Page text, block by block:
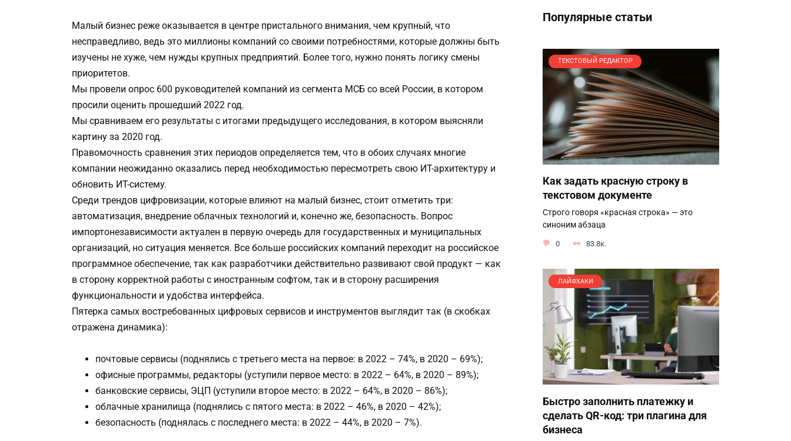
Малый бизнес реже оказывается в центре пристального внимания, чем крупный, что
несправедливо, ведь это миллионы компаний со своими потребностями, которые должны быть
изучены не хуже, чем нужды крупных предприятий. Более того, нужно понять логику смены
приоритетов.
Мы провели опрос 600 руководителей компаний из сегмента МСБ со всей России, в котором
просили оценить прошедший 2022 год.
Мы сравниваем его результаты с итогами предыдущего исследования, в котором выясняли
картину за 2020 год.
Правомочность сравнения этих периодов определяется тем, что в обоих случаях многие
компании неожиданно оказались перед необходимостью пересмотреть свою ИТ-архитектуру и
обновить ИТ-систему.
Среди трендов цифровизации, которые влияют на малый бизнес, стоит отметить три:
автоматизация, внедрение облачных технологий и, конечно же, безопасность. Вопрос
импортонезависимости актуален в первую очередь для государственных и муниципальных
организаций, но ситуация меняется. Все больше российских компаний переходит на российское
программное обеспечение, так как разработчики действительно развивают свой продукт — как
в сторону корректной работы с иностранным софтом, так и в сторону расширения
функциональности и удобства интерфейса.
Пятерка самых востребованных цифровых сервисов и инструментов выглядит так (в скобках
отражена динамика):
почтовые сервисы (поднялись с третьего места на первое: в 2022 – 74%, в 2020 – 69%);
офисные программы, редакторы (уступили первое место: в 2022 – 64%, в 2020 – 89%);
банковские сервисы, ЭЦП (уступили второе место: в 2022 – 64%, в 2020 – 86%);
облачные хранилища (поднялись с пятого места: в 2022 – 46%, в 2020 – 42%);
безопасность (поднялась с последнего места: в 2022 – 44%, в 2020 – 7%).
Популярные статьи
ТЕКСТОВЫЙ РЕДАКТОР
Как задать красную строку в
текстовом документе
Строго говоря «красная строка» — это
синоним абзаца
0 83.8к.
ЛАЙФХАКИ
Быстро заполнить платежку и
сделать QR-код: три плагина для
бизнеса